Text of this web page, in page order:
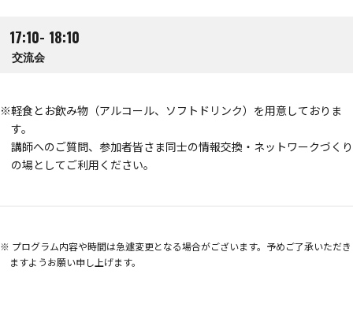
17:10- 18:10
交流会
※軽食とお飲み物（アルコール、ソフトドリンク）を用意しておりま
す。
講師へのご質問、参加者皆さま同士の情報交換・ネットワークづくり
の場としてご利用ください。
※ プログラム内容や時間は急遽変更となる場合がございます。予めご了承いただき
ますようお願い申し上げます。